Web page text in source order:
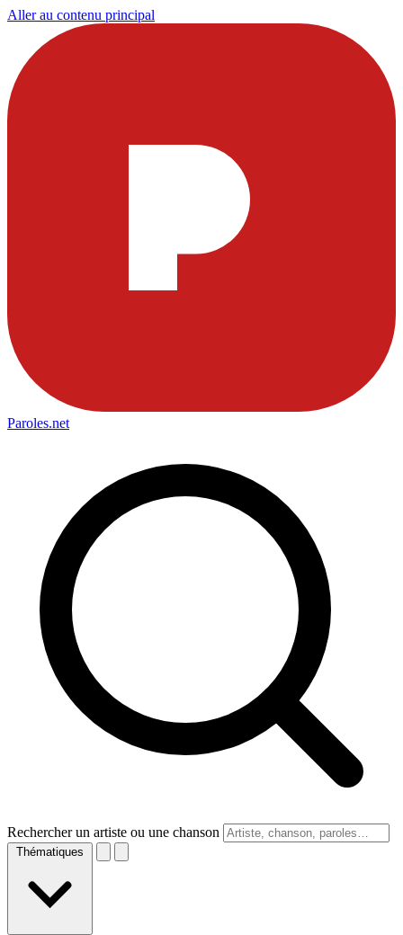
Aller au contenu principal
Paroles.net
Rechercher un artiste ou une chanson
Thématiques